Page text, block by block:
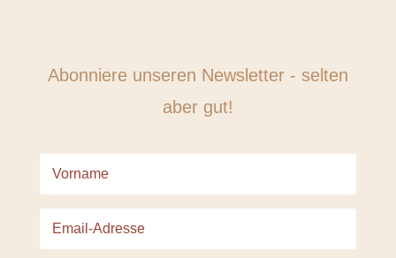
Abonniere unseren Newsletter - selten
aber gut!